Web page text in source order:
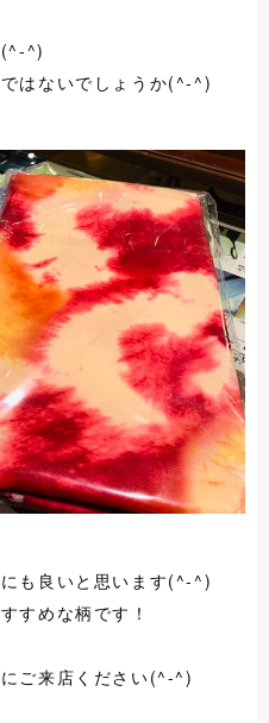
(^-^)
はないでしょうか(^-^)
も良いと思います(^-^)
すめな柄です！
ご来店ください(^-^)